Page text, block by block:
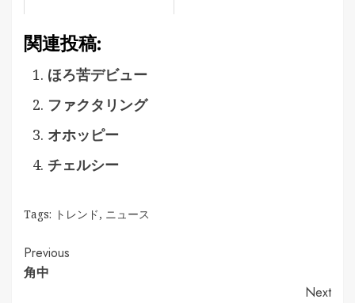
関連投稿:
ほろ苦デビュー
ファクタリング
オホッピー
チェルシー
Tags: トレンド, ニュース
Continue
Reading
Previous
角中
Next